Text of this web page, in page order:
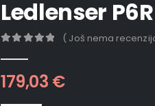
Ledlenser
( Još nema
179,03 €